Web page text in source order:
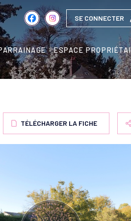
SE CONNECTER
ESPACE
TÉLÉCHARGER LA FICHE